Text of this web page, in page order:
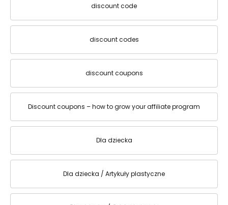
discount code
discount codes
discount coupons
Discount coupons – how to grow your affiliate program
Dla dziecka
Dla dziecka / Artykuły plastyczne